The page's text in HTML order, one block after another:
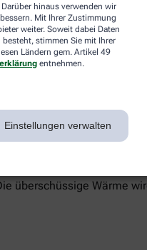
hinaus verwenden wir
Mit Ihrer Zustimmung
weiter. Soweit dabei Daten
stimmen Sie mit Ihrer
Ländern gem. Artikel 49
entnehmen.
Einstellungen verwalten
Virus, der die Infektion
als roter
überschüssige Wärme